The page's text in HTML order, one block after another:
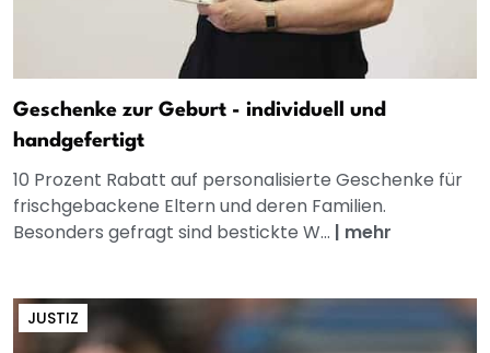
Geschenke zur Geburt - individuell und
handgefertigt
10 Prozent Rabatt auf personalisierte Geschenke für
frischgebackene Eltern und deren Familien.
Besonders gefragt sind bestickte W... | mehr
JUSTIZ